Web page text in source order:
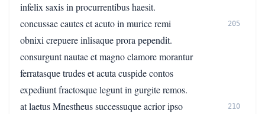
infelix saxis in procurrentibus haesit.
concussae cautes et acuto in murice remi
205
obnixi crepuere inlisaque prora pependit.
consurgunt nautae et magno clamore morantur
ferratasque trudes et acuta cuspide contos
expediunt fractosque legunt in gurgite remos.
at laetus Mnestheus successuque acrior ipso
210